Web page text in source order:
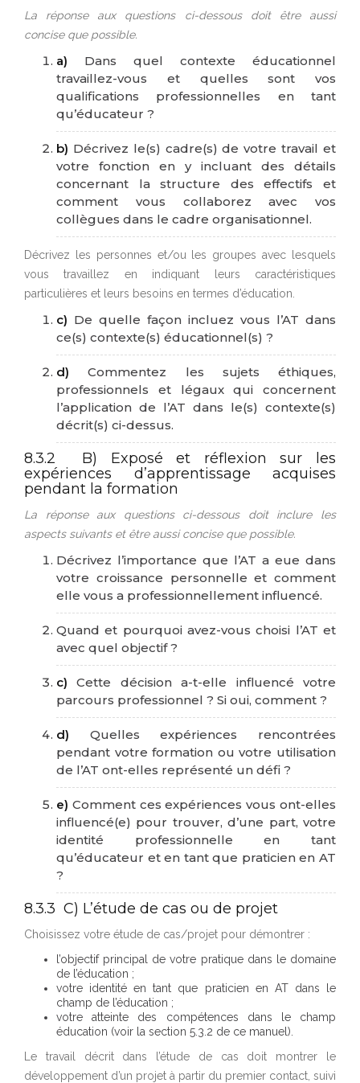
La réponse aux questions ci-dessous doit être aussi
concise que possible.
a) Dans quel contexte éducationnel
travaillez-vous et quelles sont vos
qualifications professionnelles en tant
qu’éducateur ?
b) Décrivez le(s) cadre(s) de votre travail et
votre fonction en y incluant des détails
concernant la structure des effectifs et
comment vous collaborez avec vos
collègues dans le cadre organisationnel.
Décrivez les personnes et/ou les groupes avec lesquels
vous travaillez en indiquant leurs caractéristiques
particulières et leurs besoins en termes d’éducation.
c) De quelle façon incluez vous l’AT dans
ce(s) contexte(s) éducationnel(s) ?
d) Commentez les sujets éthiques,
professionnels et légaux qui concernent
l’application de l’AT dans le(s) contexte(s)
décrit(s) ci-dessus.
8.3.2 B) Exposé et réflexion sur les
expériences d’apprentissage acquises
pendant la formation
La réponse aux questions ci-dessous doit inclure les
aspects suivants et être aussi concise que possible.
Décrivez l’importance que l’AT a eue dans
votre croissance personnelle et comment
elle vous a professionnellement influencé.
Quand et pourquoi avez-vous choisi l’AT et
avec quel objectif ?
c) Cette décision a-t-elle influencé votre
parcours professionnel ? Si oui, comment ?
d) Quelles expériences rencontrées
pendant votre formation ou votre utilisation
de l’AT ont-elles représenté un défi ?
e) Comment ces expériences vous ont-elles
influencé(e) pour trouver, d’une part, votre
identité professionnelle en tant
qu’éducateur et en tant que praticien en AT
?
8.3.3 C) L’étude de cas ou de projet
Choisissez votre étude de cas/projet pour démontrer :
l’objectif principal de votre pratique dans le domaine
de l’éducation ;
votre identité en tant que praticien en AT dans le
champ de l’éducation ;
votre atteinte des compétences dans le champ
éducation (voir la section 5.3.2 de ce manuel).
Le travail décrit dans l’étude de cas doit montrer le
développement d’un projet à partir du premier contact, suivi